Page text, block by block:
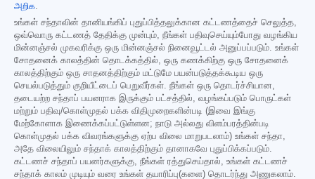
அறிக.
உங்கள் சந்தாவின் தானியங்கிப் புதுப்பித்தலுக்கான கட்டணத்தைச் செலுத்த,
ஒவ்வொரு கட்டணத் தேதிக்கு முன்பும், நீங்கள் பதிவுசெய்யும்போது வழங்கிய
மின்னஞ்சல் முகவரிக்கு ஒரு மின்னஞ்சல் நினைவூட்டல் அனுப்பப்படும். உங்கள்
சோதனைக் காலத்தின் தொடக்கத்தில், ஒரு கணக்கிற்கு ஒரு சோதனைக்
காலத்திற்கும் ஒரு சாதனத்திற்கும் மட்டுமே பயன்படுத்தக்கூடிய ஒரு
செயல்படுத்தும் குறியீட்டைப் பெறுவீர்கள். நீங்கள் ஒரு தொடர்ச்சியான,
தடையற்ற சந்தாப் பயனராக இருக்கும் பட்சத்தில், வழங்கப்படும் பொருட்கள்
மற்றும் பதிவு/கொள்முதல் பக்க விதிமுறைகளின்படி (இவை இங்கு
மேற்கோளாக இணைக்கப்பட்டுள்ளன; நாடு அல்லது விளம்பரத்தின்படி
கொள்முதல் பக்க விவரங்களுக்கு ஏற்ப விலை மாறுபடலாம்) உங்கள் சந்தா,
அதே விலையிலும் சந்தாக் காலத்திற்கும் தானாகவே புதுப்பிக்கப்படும்.
கட்டணச் சந்தாப் பயனர்களுக்கு, நீங்கள் ரத்துசெய்தால், உங்கள் கட்டணச்
சந்தாக் காலம் முடியும் வரை உங்கள் தயாரிப்பு(களை) தொடர்ந்து அணுகலாம்.